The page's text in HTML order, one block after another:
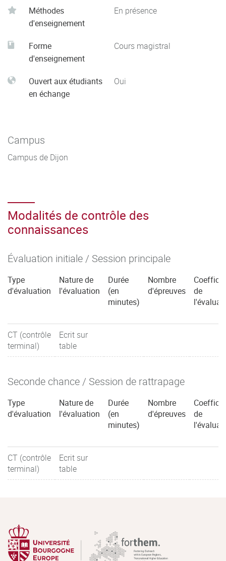
Méthodes
d'enseignement
En présence
Forme
d'enseignement
Cours magistral
Ouvert aux étudiants
en échange
Oui
Campus
Campus de Dijon
Modalités de contrôle des
connaissances
Évaluation initiale / Session principale
Type
d'évaluation
Nature de
l'évaluation
Durée
(en
minutes)
Nombre
d'épreuves
de
CT (contrôle
terminal)
Ecrit sur
table
Seconde chance / Session de rattrapage
Type
d'évaluation
Nature de
l'évaluation
Durée
(en
minutes)
Nombre
d'épreuves
de
CT (contrôle
terminal)
Ecrit sur
table